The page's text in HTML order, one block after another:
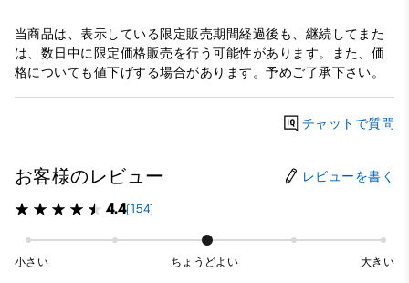
当商品は、表示している限定販売期間経過後も、継続してまた
は、数日中に限定価格販売を行う可能性があります。また、価
格についても値下げする場合があります。予めご了承下さい。
チャットで質問
お客様のレビュー レビューを書く
4.4(154)
小さい ちょうどよい 大きい